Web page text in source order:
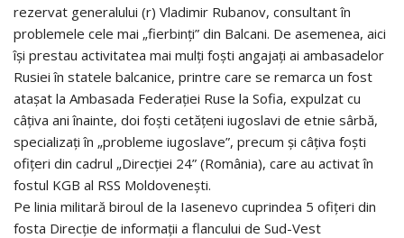
rezervat generalului (r) Vladimir Rubanov, consultant în
problemele cele mai „fierbinți” din Balcani. De asemenea, aici
își prestau activitatea mai mulți foști angajați ai ambasadelor
Rusiei în statele balcanice, printre care se remarca un fost
atașat la Ambasada Federației Ruse la Sofia, expulzat cu
câțiva ani înainte, doi foști cetățeni iugoslavi de etnie sârbă,
specializați în „probleme iugoslave”, precum și câțiva foști
ofițeri din cadrul „Direcției 24” (România), care au activat în
fostul KGB al RSS Moldovenești.
Pe linia militară biroul de la Iasenevo cuprindea 5 ofițeri din
fosta Direcție de informații a flancului de Sud-Vest